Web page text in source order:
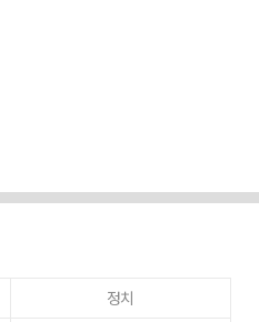
정치